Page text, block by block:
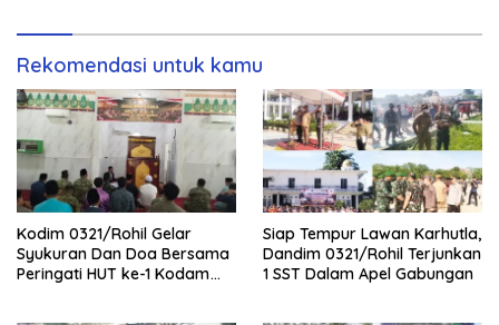
Rekomendasi untuk kamu
Kodim 0321/Rohil Gelar
Syukuran Dan Doa Bersama
Peringati HUT ke-1 Kodam
Siap Tempur Lawan Karhutla,
Dandim 0321/Rohil Terjunkan
1 SST Dalam Apel Gabungan